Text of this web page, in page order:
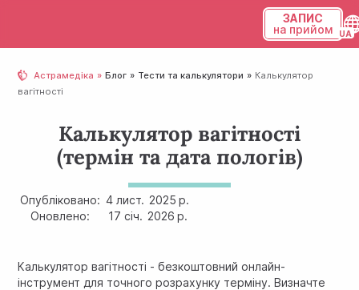
ЗАПИС
на прийом
Астрамедіка Блог Тести та калькулятори
Калькулятор
вагітності
Калькулятор вагітності
(термін та дата пологів)
Опубліковано: 4 лист. 2025 р.
Оновлено:
17 січ. 2026 р.
Калькулятор вагітності - безкоштовний онлайн-
інструмент для точного розрахунку терміну. Визначте